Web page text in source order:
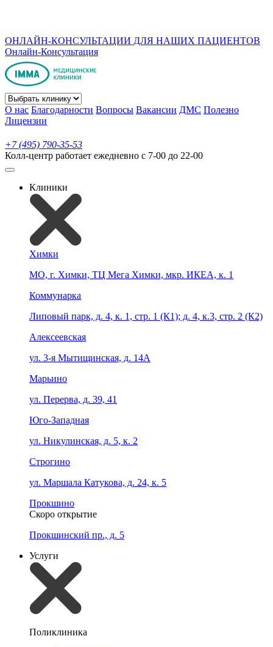
ОНЛАЙН-КОНСУЛЬТАЦИИ ДЛЯ НАШИХ ПАЦИЕНТОВ
Онлайн-Консультация
О нас Благодарности Вопросы Вакансии ДМС Полезно
Лицензии
+7 (495) 790-35-53
Колл-центр работает ежедневно с 7-00 до 22-00
Клиники
Химки
МО, г. Химки, ТЦ Мега Химки, мкр. ИКЕА, к. 1
Коммунарка
Липовый парк, д. 4, к. 1, стр. 1 (К1); д. 4, к.3, стр. 2 (К2)
Алексеевская
ул. 3-я Мытищинская, д. 14А
Марьино
ул. Перерва, д. 39, 41
Юго-Западная
ул. Никулинская, д. 5, к. 2
Строгино
ул. Маршала Катукова, д. 24, к. 5
Прокшино
Скоро открытие
Прокшинский пр., д. 5
Услуги
Поликлиника